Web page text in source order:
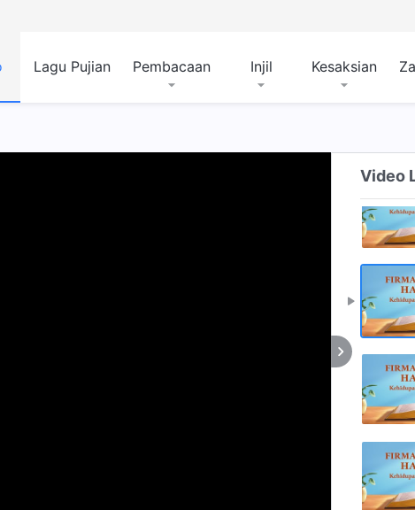
Lagu Pujian Pembacaan Injil Kesaksian
Video